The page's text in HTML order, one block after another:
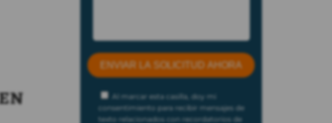
Al marcar esta casilla, doy mi
consentimiento para recibir mensajes de
texto relacionados con recordatorios de